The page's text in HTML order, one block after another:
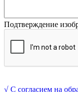
Подтверждение
√ С согласием на